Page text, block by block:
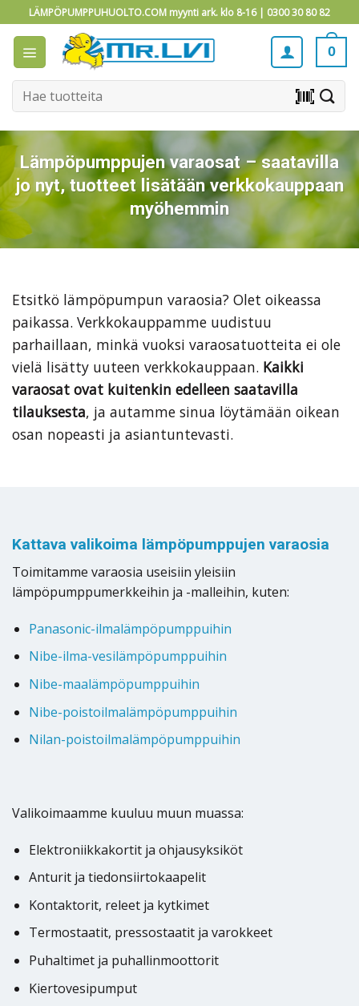
to
content
LÄMPÖPUMPPUHUOLTO.COM myynti ark. klo 8-16 | 0300 30 80 82
0
Etsi: barcode_scanner
Lämpöpumppujen varaosat – saatavilla
jo nyt, tuotteet lisätään verkkokauppaan
myöhemmin
Etsitkö lämpöpumpun varaosia? Olet oikeassa
paikassa. Verkkokauppamme uudistuu
parhaillaan, minkä vuoksi varaosatuotteita ei ole
vielä lisätty uuteen verkkokauppaan. Kaikki
varaosat ovat kuitenkin edelleen saatavilla
tilauksesta, ja autamme sinua löytämään oikean
osan nopeasti ja asiantuntevasti.
Kattava valikoima lämpöpumppujen varaosia
Toimitamme varaosia useisiin yleisiin
lämpöpumppumerkkeihin ja -malleihin, kuten:
Panasonic-ilmalämpöpumppuihin
Nibe-ilma-vesilämpöpumppuihin
Nibe-maalämpöpumppuihin
Nibe-poistoilmalämpöpumppuihin
Nilan-poistoilmalämpöpumppuihin
Valikoimaamme kuuluu muun muassa:
Elektroniikkakortit ja ohjausyksiköt
Anturit ja tiedonsiirtokaapelit
Kontaktorit, releet ja kytkimet
Termostaatit, pressostaatit ja varokkeet
Puhaltimet ja puhallinmoottorit
Kiertovesipumput